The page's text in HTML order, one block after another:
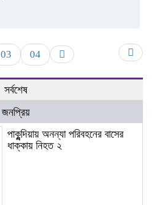
03 04
সর্বশেষ
জনপ্রিয়
পাকুন্দিয়ায় অনন্যা পরিবহনের বাসের
ধাক্কায় নিহত ২